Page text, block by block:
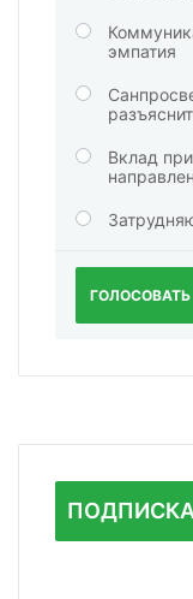
эмпатия
Вклад
ГОЛОСОВАТЬ